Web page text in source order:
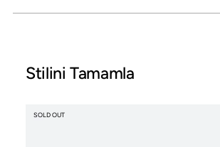
Stilini Tamamla
SOLD OUT